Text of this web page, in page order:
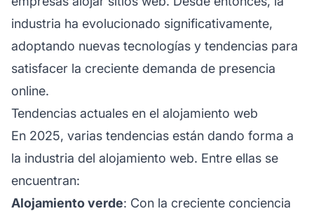
industria ha evolucionado significativamente,
adoptando nuevas tecnologías y tendencias para
satisfacer la creciente demanda de presencia
online.
Tendencias actuales en el alojamiento web
En 2025, varias tendencias están dando forma a
la industria del alojamiento web. Entre ellas se
encuentran:
Alojamiento verde: Con la creciente conciencia